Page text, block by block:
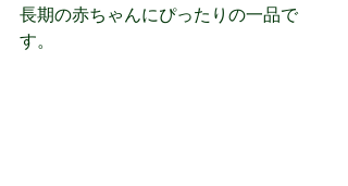
長期の赤ちゃんにぴったりの一品で
す。